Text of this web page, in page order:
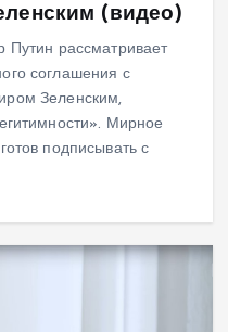
(видео)
Путин рассматривает
соглашения с
Зеленским,
Мирное
подписывать с